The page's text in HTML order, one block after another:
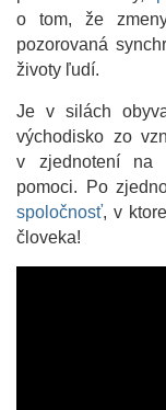
o tom, že
pozorovaná
životy ľudí.
Je v silách
východisko zo
v zjednotení na
pomoci. Po
spoločnosť, v
človeka!